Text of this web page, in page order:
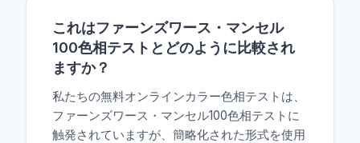
これはファーンズワース・マンセル
100色相テストとどのように比較され
ますか？
私たちの無料オンラインカラー色相テストは、
ファーンズワース・マンセル100色相テストに
触発されていますが、簡略化された形式を使用